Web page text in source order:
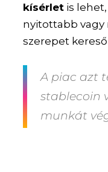
kísérlet is
nyitottabb vagy
szerepet
A piac azt
stablecoin
munkát